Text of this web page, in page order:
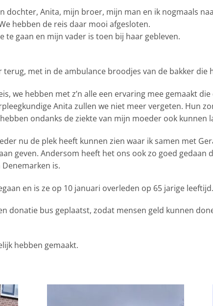
dochter, Anita, mijn broer, mijn man en ik nogmaals
hebben de reis daar mooi afgesloten.
te gaan en mijn vader is toen bij haar gebleven.
terug, met in de ambulance broodjes van de bakker die
we hebben met z’n alle een ervaring mee gemaakt
Anita zullen we niet meer vergeten. Hun
ondanks de ziekte van mijn moeder ook kunnen
nu de plek heeft kunnen zien waar ik samen met
geven. Andersom heeft het ons ook zo goed gedaan
is.
en is ze op 10 januari overleden op 65 jarige leeftijd.
donatie bus geplaatst, zodat mensen geld kunnen
hebben gemaakt.